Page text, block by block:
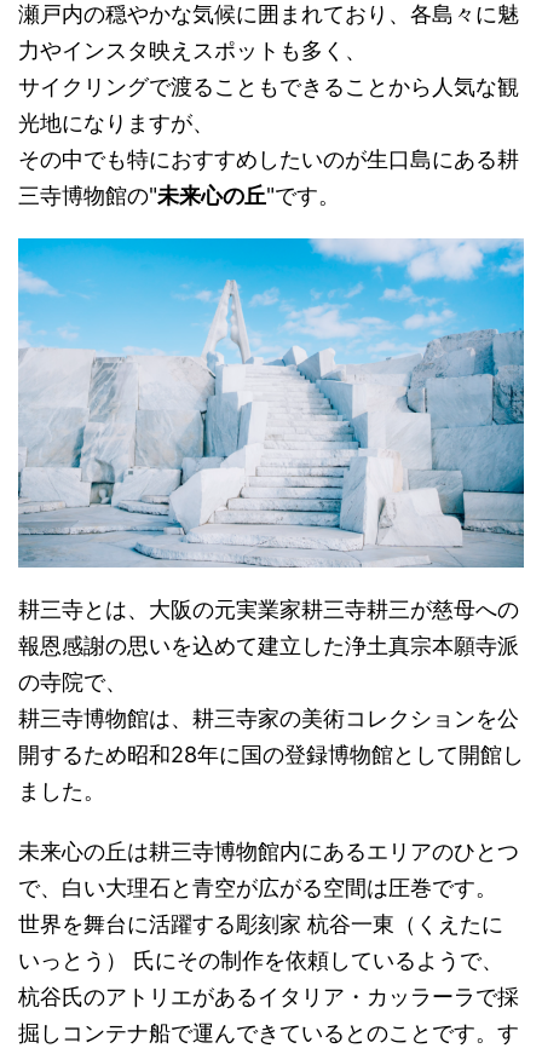
瀬戸内の穏やかな気候に囲まれており、各島々に魅
力やインスタ映えスポットも多く、
サイクリングで渡ることもできることから人気な観
光地になりますが、
その中でも特におすすめしたいのが生口島にある耕
三寺博物館の"未来心の丘"です。
耕三寺とは、大阪の元実業家耕三寺耕三が慈母への
報恩感謝の思いを込めて建立した浄土真宗本願寺派
の寺院で、
耕三寺博物館は、耕三寺家の美術コレクションを公
開するため昭和28年に国の登録博物館として開館し
ました。
未来心の丘は耕三寺博物館内にあるエリアのひとつ
で、白い大理石と青空が広がる空間は圧巻です。
世界を舞台に活躍する彫刻家 杭谷一東（くえたに
いっとう） 氏にその制作を依頼しているようで、
杭谷氏のアトリエがあるイタリア・カッラーラで採
掘しコンテナ船で運んできているとのことです。す